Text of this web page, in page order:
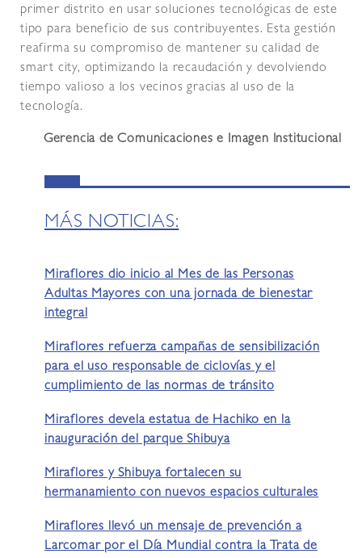
primer distrito en usar soluciones tecnológicas de este
tipo para beneficio de sus contribuyentes. Esta gestión
reafirma su compromiso de mantener su calidad de
smart city, optimizando la recaudación y devolviendo
tiempo valioso a los vecinos gracias al uso de la
tecnología.
Gerencia de Comunicaciones e Imagen Institucional
MÁS NOTICIAS:
Miraflores dio inicio al Mes de las Personas
Adultas Mayores con una jornada de bienestar
integral
Miraflores refuerza campañas de sensibilización
para el uso responsable de ciclovías y el
cumplimiento de las normas de tránsito
Miraflores devela estatua de Hachiko en la
inauguración del parque Shibuya
Miraflores y Shibuya fortalecen su
hermanamiento con nuevos espacios culturales
Miraflores llevó un mensaje de prevención a
Larcomar por el Día Mundial contra la Trata de